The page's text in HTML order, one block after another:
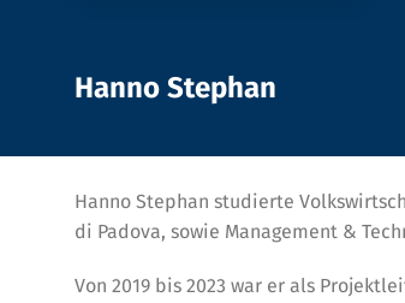
Hanno Stephan
Hanno Stephan studierte
di Padova, sowie Management &
Von 2019 bis 2023 war er als